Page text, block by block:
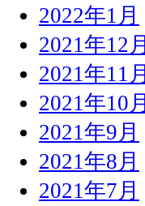
2022年1月
2021年12月
2021年11月
2021年10月
2021年9月
2021年8月
2021年7月